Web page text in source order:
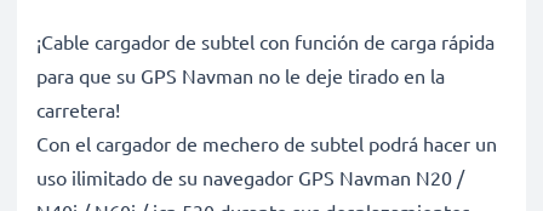
¡Cable cargador de subtel con función de carga rápida
para que su GPS Navman no le deje tirado en la
carretera!
Con el cargador de mechero de subtel podrá hacer un
uso ilimitado de su navegador GPS Navman N20 /